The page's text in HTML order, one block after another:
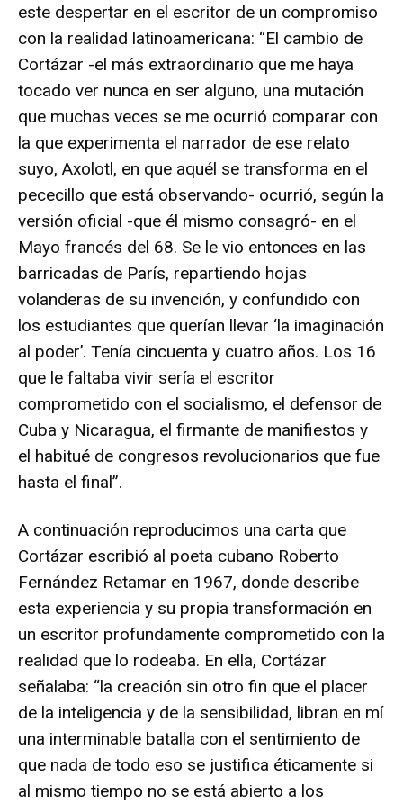
este despertar en el escritor de un compromiso
con la realidad latinoamericana: “El cambio de
Cortázar -el más extraordinario que me haya
tocado ver nunca en ser alguno, una mutación
que muchas veces se me ocurrió comparar con
la que experimenta el narrador de ese relato
suyo, Axolotl, en que aquél se transforma en el
pececillo que está observando- ocurrió, según la
versión oficial -que él mismo consagró- en el
Mayo francés del 68. Se le vio entonces en las
barricadas de París, repartiendo hojas
volanderas de su invención, y confundido con
los estudiantes que querían llevar ‘la imaginación
al poder’. Tenía cincuenta y cuatro años. Los 16
que le faltaba vivir sería el escritor
comprometido con el socialismo, el defensor de
Cuba y Nicaragua, el firmante de manifiestos y
el habitué de congresos revolucionarios que fue
hasta el final”.
A continuación reproducimos una carta que
Cortázar escribió al poeta cubano Roberto
Fernández Retamar en 1967, donde describe
esta experiencia y su propia transformación en
un escritor profundamente comprometido con la
realidad que lo rodeaba. En ella, Cortázar
señalaba: “la creación sin otro fin que el placer
de la inteligencia y de la sensibilidad, libran en mí
una interminable batalla con el sentimiento de
que nada de todo eso se justifica éticamente si
al mismo tiempo no se está abierto a los